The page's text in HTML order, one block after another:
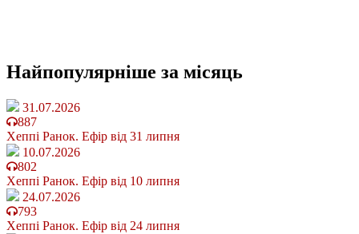
Найпопулярніше за місяць
31.07.2026
887
Хеппі Ранок. Ефір від 31 липня
10.07.2026
802
Хеппі Ранок. Ефір від 10 липня
24.07.2026
793
Хеппі Ранок. Ефір від 24 липня